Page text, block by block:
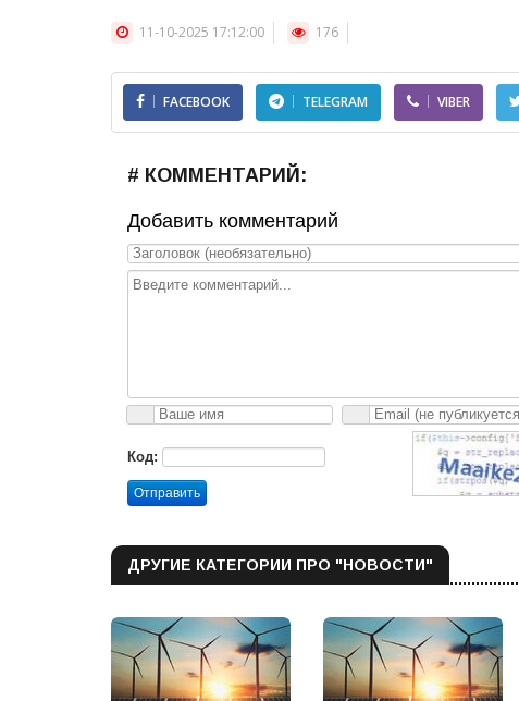
11-10-2025 17:12:00 176
FACEBOOK TELEGRAM VIBER
# КОММЕНТАРИЙ:
Добавить комментарий
Код:
Отправить
ДРУГИЕ КАТЕГОРИИ ПРО "НОВОСТИ"